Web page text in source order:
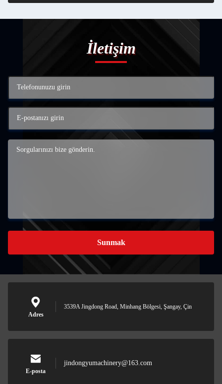
İletişim
Sunmak
Adres
3539A Jingdong Road, Minhang Bölgesi, Şangay, Çin
E-posta
jindongyumachinery@163.com